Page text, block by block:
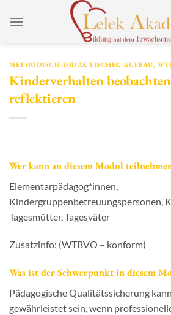
Inhalt
METHODISCH-DIDAKTISCHER AUFBAU,
Kinderverhalten
reflektieren
Wer kann an diesem Modul
Elementarpädagog*innen,
Kindergruppenbetreuungspersonen,
Tagesmütter, Tagesväter
Zusatzinfo: (WTBVO – konform)
Was ist der Schwerpunkt in diesem
Pädagogische Qualitätssicherung
gewährleistet sein, wenn